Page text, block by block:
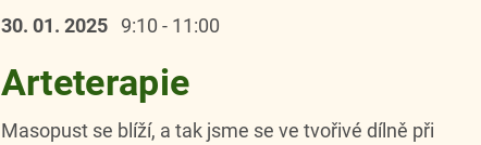
30. 01. 2025 9:10 - 11:00
Arteterapie
Masopust se blíží, a tak jsme se ve tvořivé dílně při